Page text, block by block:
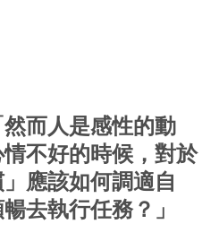
而人是感性的動
不好的時候，對於
應該如何調適自
去執行任務？」